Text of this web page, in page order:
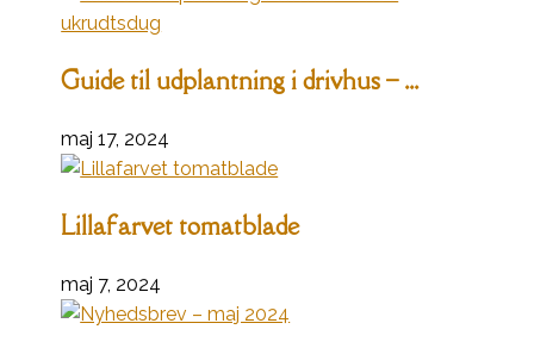
Guide til udplantning i drivhus – ...
maj 17, 2024
Lillafarvet tomatblade
maj 7, 2024